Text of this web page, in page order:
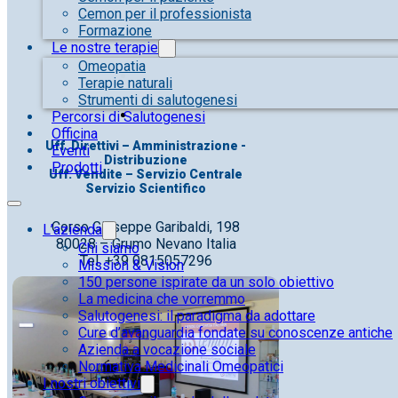
Cemon per il professionista
Formazione
Le nostre terapie
Omeopatia
Terapie naturali
Strumenti di salutogenesi
Percorsi di Salutogenesi
Officina
Eventi
Prodotti
L’azienda
Chi siamo
Mission & Vision
150 persone ispirate da un solo obiettivo
La medicina che vorremmo
Salutogenesi: il paradigma da adottare
Cure d’avanguardia fondate su conoscenze antiche
Azienda a vocazione sociale
Normativa Medicinali Omeopatici
I nostri obiettivi
Uff. Direttivi – Amministrazione -
Distribuzione
Uff. Vendite – Servizio Centrale
Servizio Scientifico
Corso Giuseppe Garibaldi, 198
80028 – Grumo Nevano Italia
Tel. +39 0815057296